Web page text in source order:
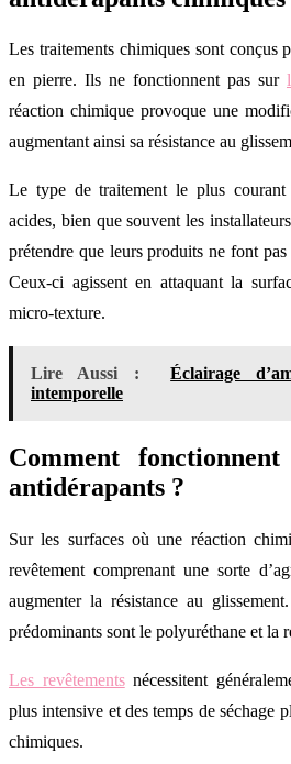
Les traitements chimiques sont conçus
en pierre. Ils ne fonctionnent pas sur
réaction chimique provoque une
augmentant ainsi sa résistance au
Le type de traitement le plus
acides, bien que souvent les
prétendre que leurs produits ne font
Ceux-ci agissent en attaquant la
micro-texture.
Lire Aussi :
Éclairage
intemporelle
Comment
antidérapants ?
Sur les surfaces où une réaction
revêtement comprenant une sorte
augmenter la résistance au
prédominants sont le polyuréthane et la
Les revêtementsnécessitent
plus intensive et des temps de séchage
chimiques.